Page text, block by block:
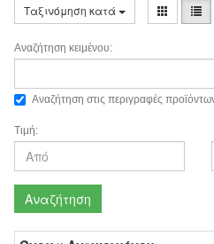
Ταξινόμηση κατά
Αναζήτηση κειμένου:
Αναζήτηση στις περιγραφές
Τιμή:
Αναζήτηση